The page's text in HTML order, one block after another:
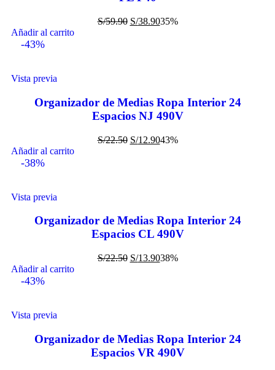
S/59.90 S/38.9035%
Añadir al carrito
-43%
Vista previa
Organizador de Medias Ropa Interior 24
Espacios NJ 490V
S/22.50 S/12.9043%
Añadir al carrito
-38%
Vista previa
Organizador de Medias Ropa Interior 24
Espacios CL 490V
S/22.50 S/13.9038%
Añadir al carrito
-43%
Vista previa
Organizador de Medias Ropa Interior 24
Espacios VR 490V